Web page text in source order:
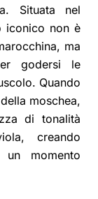
Situata nel
iconico non è
ma
godersi le
Quando
moschea,
di tonalità
creando
un momento